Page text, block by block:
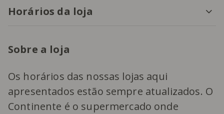
Horários da loja
Sobre a loja
Os horários das nossas lojas aqui
apresentados estão sempre atualizados. O
Continente é o supermercado onde